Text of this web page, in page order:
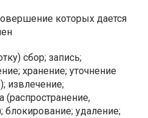
которых дается
сбор; запись;
хранение; уточнение
извлечение;
(распространение,
блокирование; удаление;